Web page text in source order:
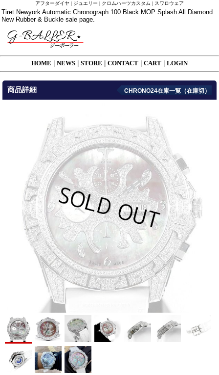
アフターダイヤ | ジュエリー | クロムハーツカスタム | スワロウェア
Tiret Newyork Automatic Chronograph 100 Black MOP Splash All Diamond
New Rubber & Buckle sale page.
HOME NEWS STORE CONTACT CART LOGIN
商品詳細 CHRONO24在庫一覧（在庫切）